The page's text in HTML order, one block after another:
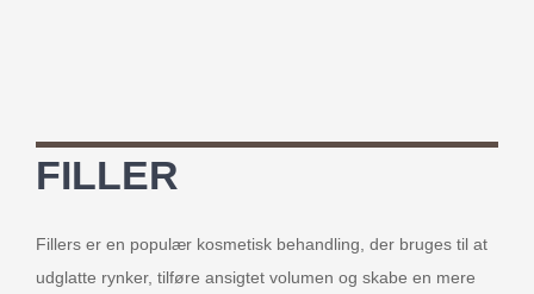
FILLER
Fillers er en populær kosmetisk behandling, der bruges til at
udglatte rynker, tilføre ansigtet volumen og skabe en mere